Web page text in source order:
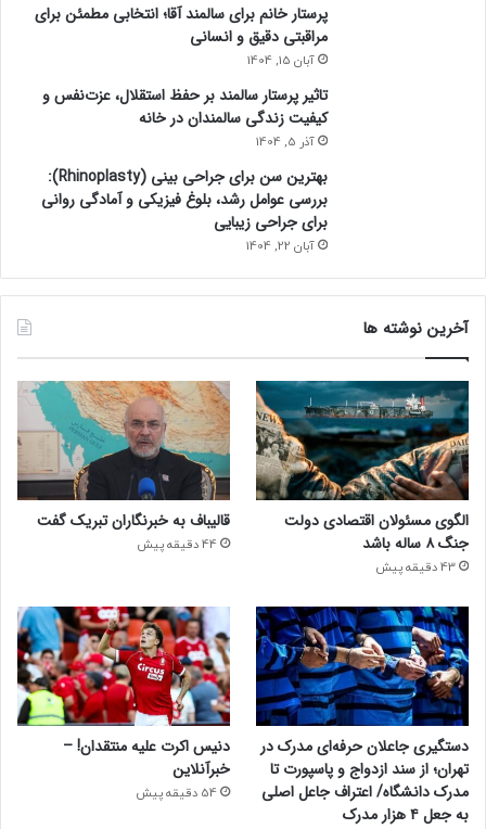
پرستار خانم برای سالمند آقا؛ انتخابی مطمئن برای
مراقبتی دقیق و انسانی
آبان 15, 1404
تاثیر پرستار سالمند بر حفظ استقلال، عزت‌نفس و
کیفیت زندگی سالمندان در خانه
آذر 5, 1404
بهترین سن برای جراحی بینی (Rhinoplasty):
بررسی عوامل رشد، بلوغ فیزیکی و آمادگی روانی
برای جراحی زیبایی
آبان 22, 1404
آخرین نوشته ها
الگوی مسئولان اقتصادی دولت
جنگ ۸ ساله باشد
43 دقیقه پیش
قالیباف به خبرنگاران تبریک گفت
44 دقیقه پیش
دستگیری جاعلان حرفه‌ای مدرک در
تهران؛ از سند ازدواج و پاسپورت تا
مدرک دانشگاه/ اعتراف جاعل اصلی
به جعل ۴ هزار مدرک
دنیس اکرت علیه منتقدان! –
خبرآنلاین
54 دقیقه پیش